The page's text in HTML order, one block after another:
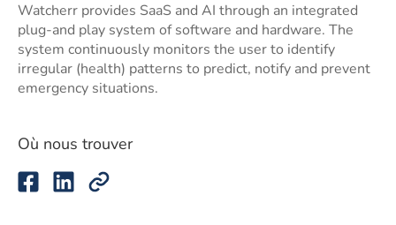
Watcherr provides SaaS and AI through an integrated
plug-and play system of software and hardware. The
system continuously monitors the user to identify
irregular (health) patterns to predict, notify and prevent
emergency situations.
Où nous trouver